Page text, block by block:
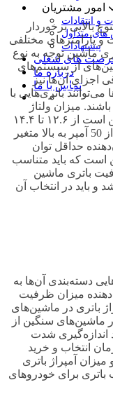
و انتقادات
متداول
پیشنهادات
های شغلی
درباره ما
تماس با ما
بالایی برخوردار
و پارامترهای مختلفی
ماشین توجه به نوع
از سیستم‌های
اجزای آن‌ها نیز
باتری‌هایی با
میزان ولتاژ
باتری ماشین معمولاً 12 ولت است اما ممکن است از ۱۲.۶ تا ۱۴.۴
تغییر کند. میزان آمپراژ باتری‌ها نیز می‌تواند از 50 آمپر به بالا متغیر
حداقل توان
است که باید متناسب
باتری ماشین
و باید در انتخاب آن
دسته‌بندی آن‌ها به
میزان ظرفیت
باتری در ماشین‌های
حالی که در ماشین‌های سنگین از
واحد اندازه‌گیری شدت
انتخاب و خرید
آمپراژ باتری
برای خودروهای